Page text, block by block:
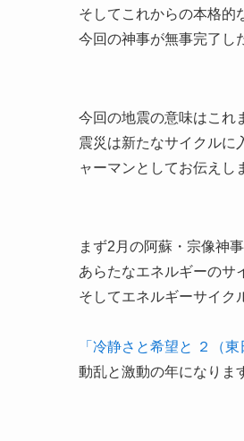
そしてこれからの本格的
今回の神事が無事完了し
今回の地震の意味はこれ
震災は新たなサイクルに
ャーマンとしてお伝えし
まず2月の阿蘇・宗像神
あらたなエネルギーのサ
そしてエネルギーサイク
「冷静さと希望と ２（東
動乱と激動の年になりま